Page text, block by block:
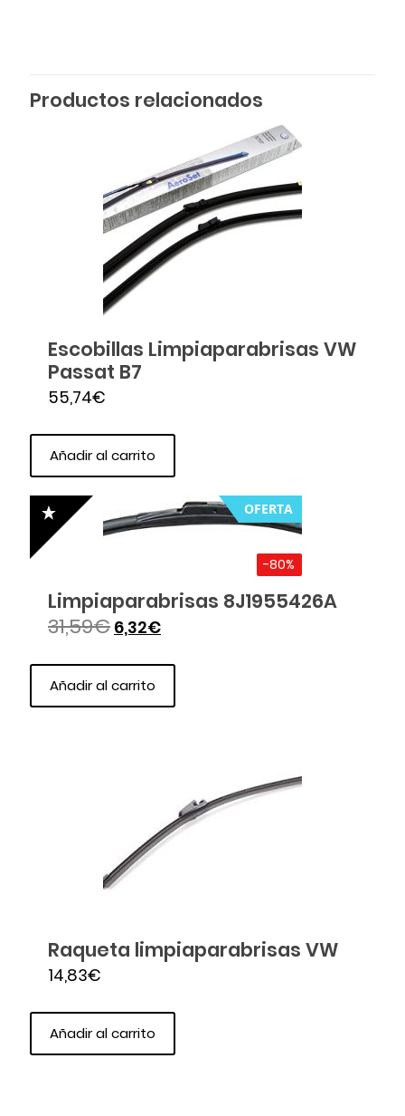
Productos relacionados
Escobillas Limpiaparabrisas VW
Passat B7
55,74€
Añadir al carrito
-80%
OFERTA
Limpiaparabrisas 8J1955426A
31,59€ 6,32€
Añadir al carrito
Raqueta limpiaparabrisas VW
14,83€
Añadir al carrito